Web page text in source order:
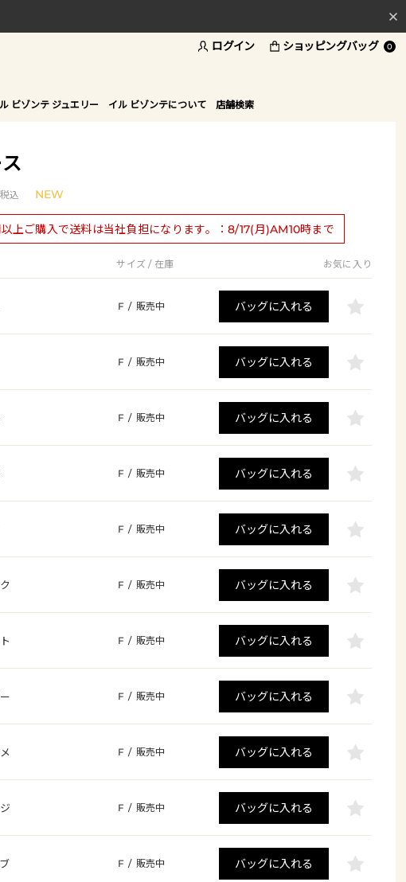
無料
ガイド
ログイン ショッピングバッグ 0
ビゾンテ ジュエリー イル ビゾンテについて 店舗検索
税込 NEW
上ご購入で送料は当社負担になります。：8/17(月)AM10時まで
サイズ / 在庫 お気に入り
F / 販売中 バッグに入れる
F / 販売中 バッグに入れる
F / 販売中 バッグに入れる
F / 販売中 バッグに入れる
F / 販売中 バッグに入れる
F / 販売中 バッグに入れる
F / 販売中 バッグに入れる
F / 販売中 バッグに入れる
F / 販売中 バッグに入れる
F / 販売中 バッグに入れる
F / 販売中 バッグに入れる